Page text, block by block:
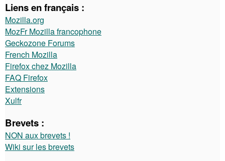
Liens en français :
Mozilla.org
MozFr Mozilla francophone
Geckozone Forums
French Mozilla
Firefox chez Mozilla
FAQ Firefox
Extensions
Xulfr
Brevets :
NON aux brevets !
Wiki sur les brevets